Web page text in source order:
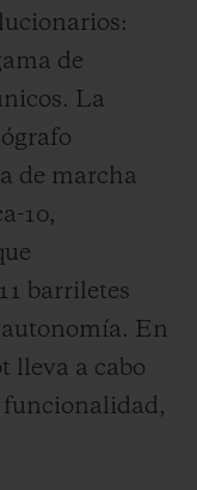
de
La
de marcha
10,
barriletes
autonomía. En
lleva a cabo
funcionalidad,